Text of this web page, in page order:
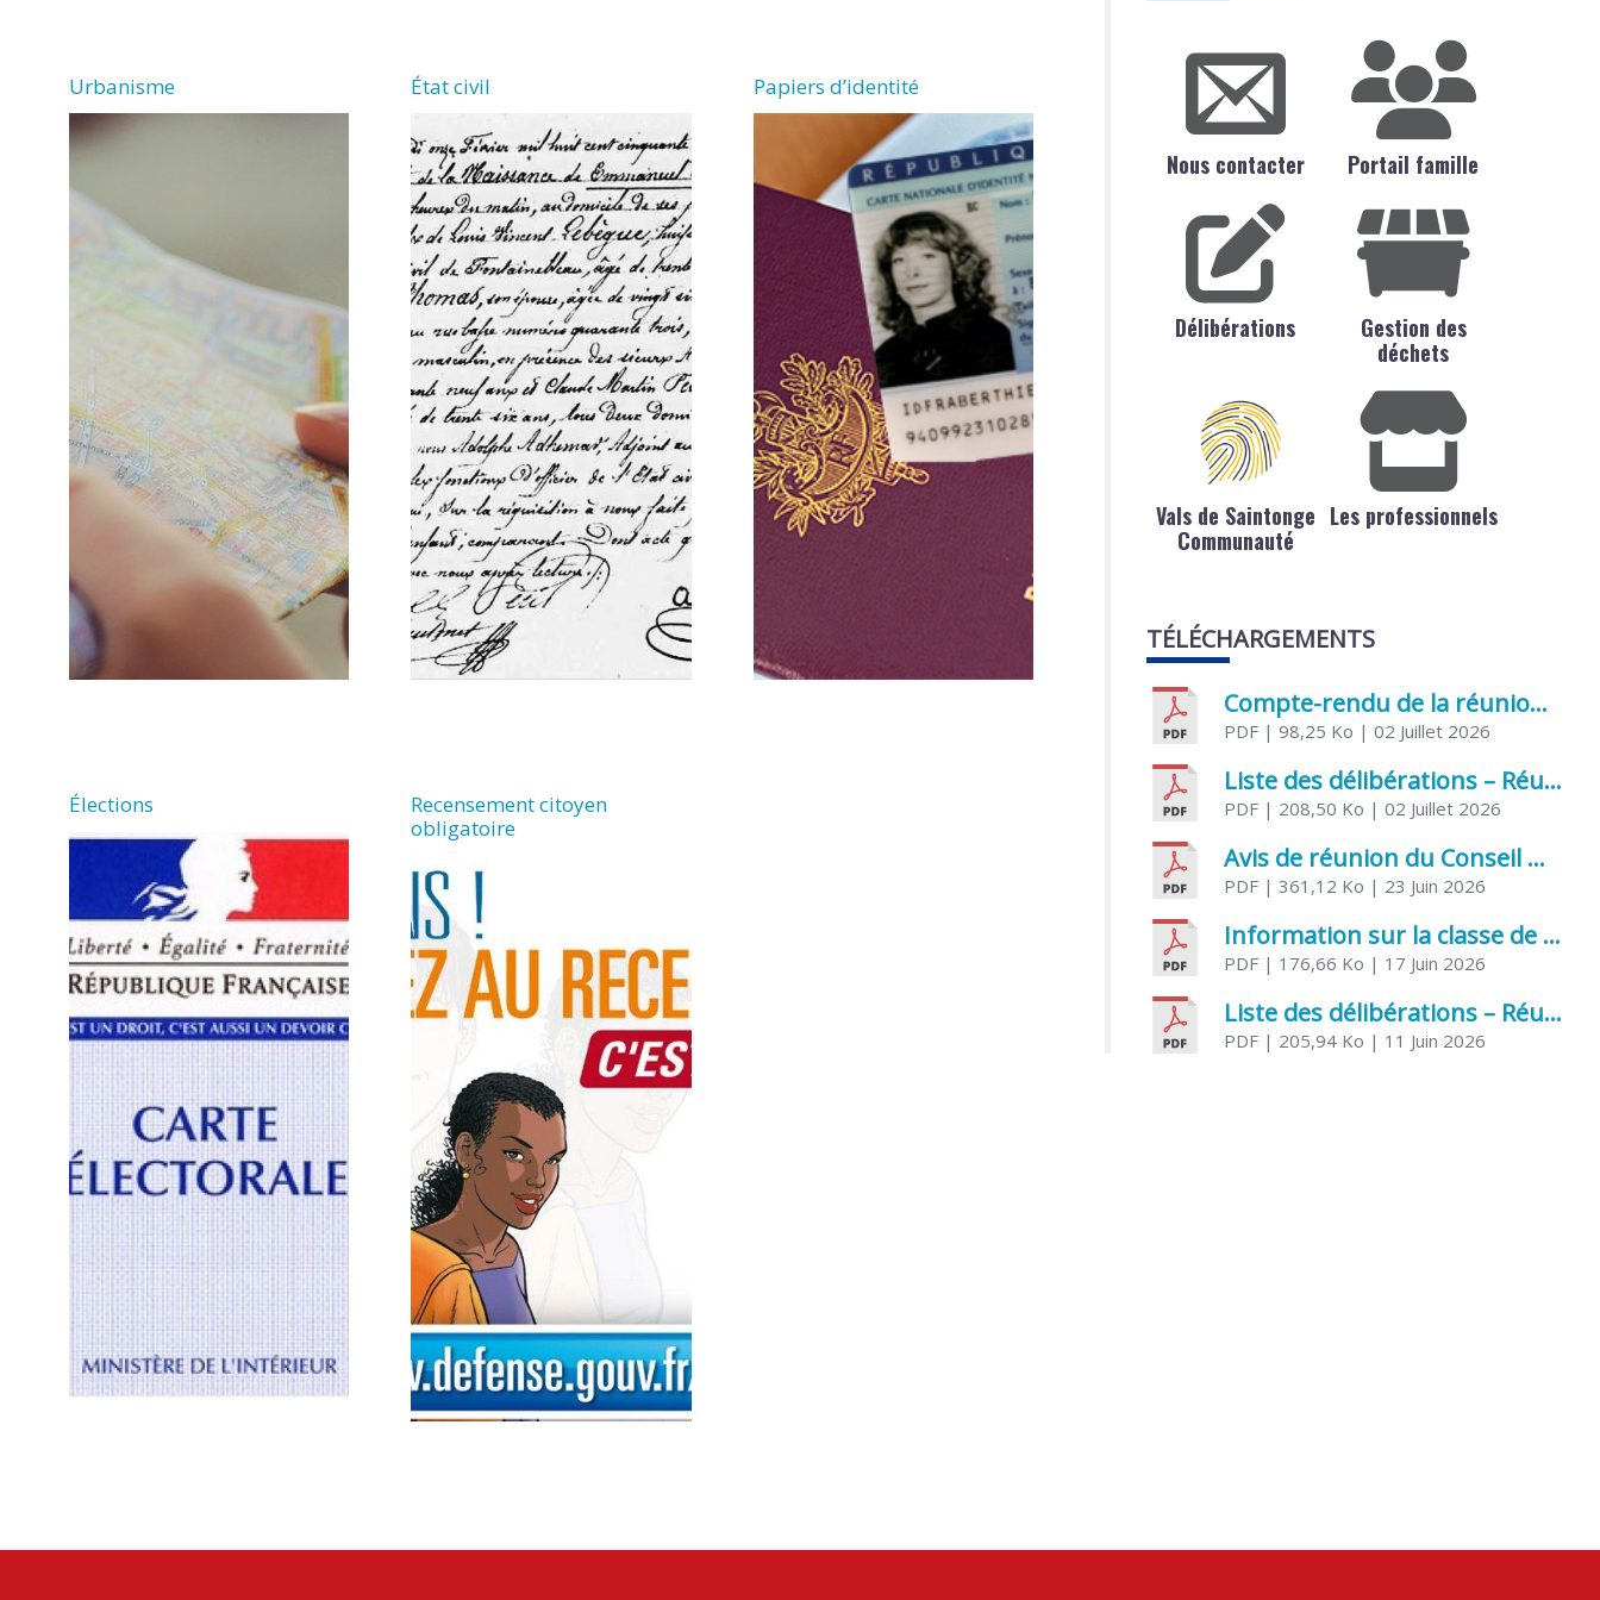
Urbanisme État civil Papiers d’identité
Élections
Recensement citoyen
obligatoire
Nous contacter Portail famille
Délibérations
Gestion des
déchets
Vals de Saintonge
Communauté
Les professionnels
TÉLÉCHARGEMENTS
Compte-rendu de la réunion du Conseil municipal du 05 juin 2026
PDF | 98,25 Ko | 02 Juillet 2026
Liste des délibérations – Réunion du Conseil municipal du 1er juillet 2026
PDF | 208,50 Ko | 02 Juillet 2026
Avis de réunion du Conseil municipal du 1er juillet 2026
PDF | 361,12 Ko | 23 Juin 2026
Information sur la classe de Très petite section à Saint Jean d’Angély
PDF | 176,66 Ko | 17 Juin 2026
Liste des délibérations – Réunion du Conseil municipal du 05 juin 2026
PDF | 205,94 Ko | 11 Juin 2026